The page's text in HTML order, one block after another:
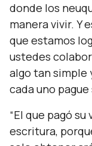
donde los
manera vivir. Y
que estamos
ustedes
algo tan simple
cada uno
“El que pagó
escritura,